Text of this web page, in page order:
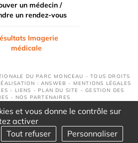
un médecin /
un rendez-vous
Imagerie
médicale
DU PARC MONCEAU - TOUS DROITS
: ANSWEB - MENTIONS LÉGALES
- LIENS - PLAN DU SITE -GESTION DES
- NOS PARTENAIRES
et vous donne le contrôle sur
activer
Tout refuser Personnaliser